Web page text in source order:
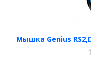
Мышка Genius